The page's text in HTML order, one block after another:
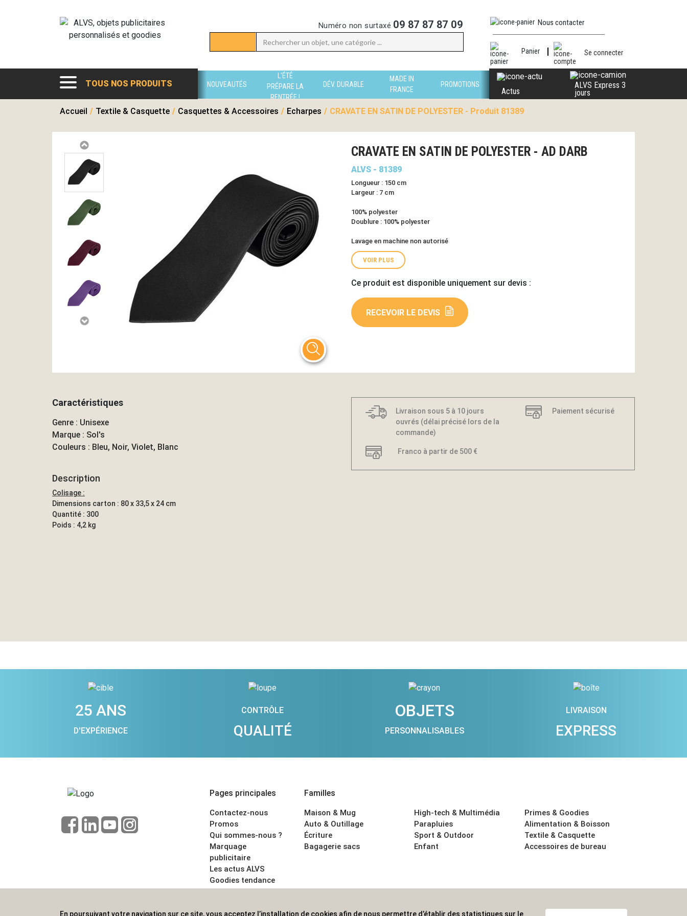
Numéro non surtaxé 09 87 87 87 09 Nous contacter
Panier Se connecter
TOUS NOS PRODUITS NOUVEAUTÉS
L'ÉTÉ
PRÉPARE LA
RENTRÉE !
DÉV. DURABLE
MADE IN
FRANCE
PROMOTIONS
Actus
ALVS Express 3
jours
Accueil / Textile & Casquette / Casquettes & Accessoires / Echarpes / CRAVATE EN SATIN DE POLYESTER - Produit 81389
CRAVATE EN SATIN DE POLYESTER - AD DARB
ALVS - 81389
Longueur : 150 cm
Largeur : 7 cm
100% polyester
Doublure : 100% polyester
Lavage en machine non autorisé
VOIR PLUS
Ce produit est disponible uniquement sur devis :
RECEVOIR LE DEVIS
Caractéristiques
Genre : Unisexe
Marque : Sol's
Couleurs : Bleu, Noir, Violet, Blanc
Description
Colisage :
Dimensions carton : 80 x 33,5 x 24 cm
Quantité : 300
Poids : 4,2 kg
Livraison sous 5 à 10 jours
ouvrés (délai précisé lors de la
commande)
Paiement sécurisé
Franco à partir de 500 €
25 ANS
D'EXPÉRIENCE
CONTRÔLE
QUALITÉ
OBJETS
PERSONNALISABLES
LIVRAISON
EXPRESS
Pages principales
Contactez-nous
Promos
Qui sommes-nous ?
Marquage
publicitaire
Les actus ALVS
Goodies tendance
CGV
Familles
Maison & Mug
Auto & Outillage
Écriture
Bagagerie sacs
High-tech & Multimédia
Parapluies
Sport & Outdoor
Enfant
Primes & Goodies
Alimentation & Boisson
Textile & Casquette
Accessoires de bureau
En poursuivant votre navigation sur ce site, vous acceptez l’installation de cookies afin de nous permettre d’établir des statistiques sur le